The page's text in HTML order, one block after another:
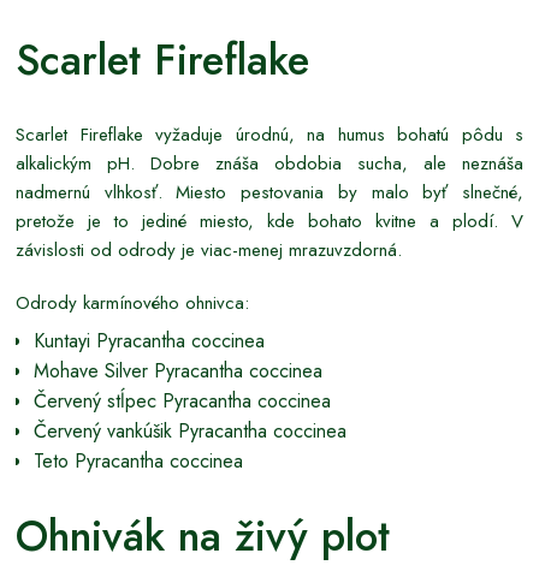
Scarlet Fireflake
Scarlet Fireflake vyžaduje úrodnú, na humus bohatú pôdu s
alkalickým pH. Dobre znáša obdobia sucha, ale neznáša
nadmernú vlhkosť. Miesto pestovania by malo byť slnečné,
pretože je to jediné miesto, kde bohato kvitne a plodí. V
závislosti od odrody je viac-menej mrazuvzdorná.
Odrody karmínového ohnivca:
Kuntayi Pyracantha coccinea
Mohave Silver Pyracantha coccinea
Červený stĺpec Pyracantha coccinea
Červený vankúšik Pyracantha coccinea
Teto Pyracantha coccinea
Ohnivák na živý plot